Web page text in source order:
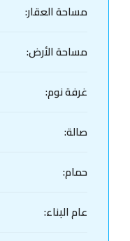
مساحة العقار:
مساحة الأرض:
غرفة نوم:
صالة:
حمام:
عام البناء: